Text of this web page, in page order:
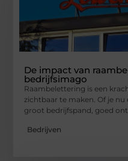
De impact van
bedrijfsimago
Raambelettering is een
zichtbaar te maken. Of je
groot bedrijfspand, goed
Bedrijven